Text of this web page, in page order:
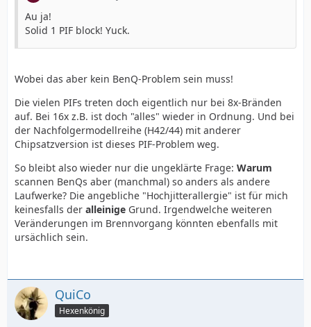
Au ja!
Solid 1 PIF block! Yuck.
Wobei das aber kein BenQ-Problem sein muss!
Die vielen PIFs treten doch eigentlich nur bei 8x-Bränden
auf. Bei 16x z.B. ist doch "alles" wieder in Ordnung. Und bei
der Nachfolgermodellreihe (H42/44) mit anderer
Chipsatzversion ist dieses PIF-Problem weg.
So bleibt also wieder nur die ungeklärte Frage: Warum
scannen BenQs aber (manchmal) so anders als andere
Laufwerke? Die angebliche "Hochjitterallergie" ist für mich
keinesfalls der alleinige Grund. Irgendwelche weiteren
Veränderungen im Brennvorgang könnten ebenfalls mit
ursächlich sein.
QuiCo
Hexenkönig